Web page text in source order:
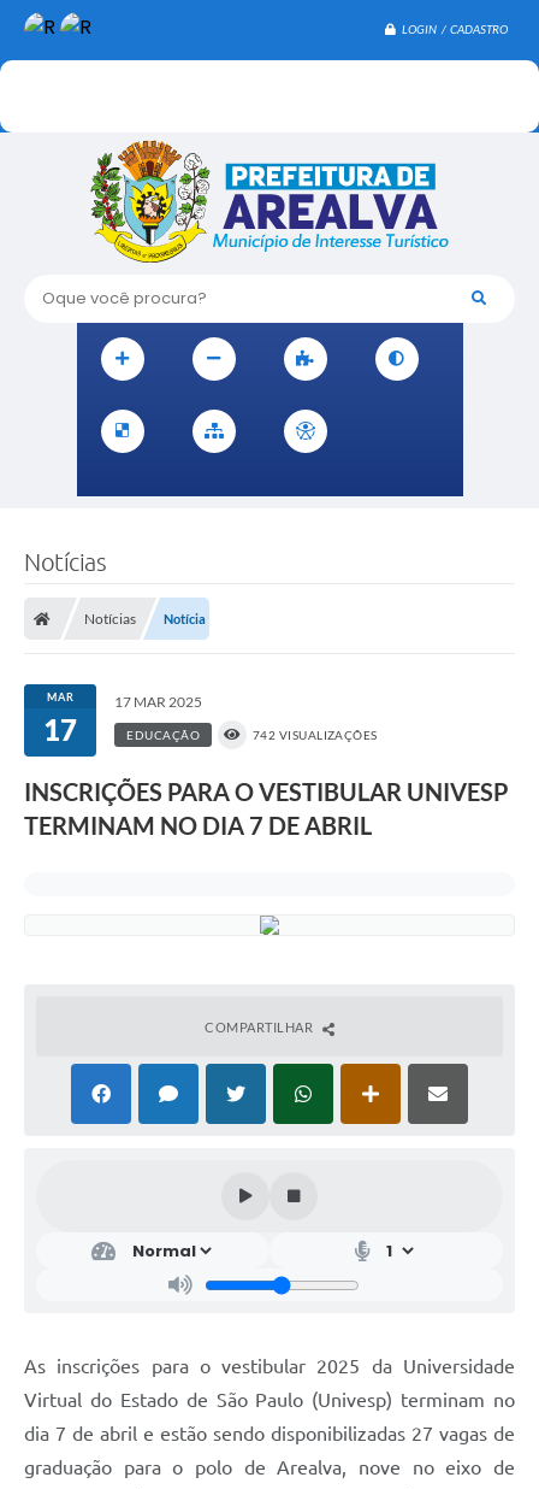
LOGIN / CADASTRO
Oque você procura?
Notícias
Notícias Notícia
MAR
17
17 MAR 2025
EDUCAÇÃO 742 VISUALIZAÇÕES
INSCRIÇÕES PARA O VESTIBULAR UNIVESP
TERMINAM NO DIA 7 DE ABRIL
COMPARTILHAR
As inscrições para o vestibular 2025 da Universidade
Virtual do Estado de São Paulo (Univesp) terminam no
dia 7 de abril e estão sendo disponibilizadas 27 vagas de
graduação para o polo de Arealva, nove no eixo de